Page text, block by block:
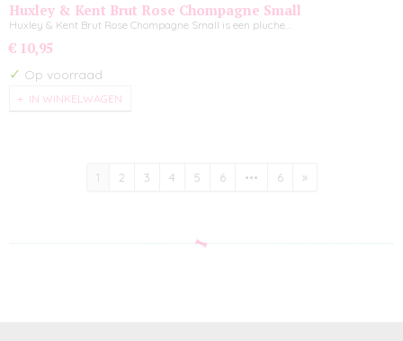
Huxley & Kent Brut Rose Chompagne Small
Huxley & Kent Brut Rose Chompagne Small is een pluche…
€ 10,95
✓ Op voorraad
IN WINKELWAGEN
1 2 3 4 5 6 ••• 6 »